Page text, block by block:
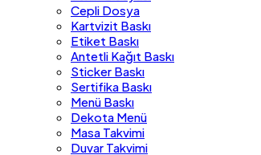
Cepli Dosya
Kartvizit Baskı
Etiket Baskı
Antetli Kağıt Baskı
Sticker Baskı
Sertifika Baskı
Menü Baskı
Dekota Menü
Masa Takvimi
Duvar Takvimi